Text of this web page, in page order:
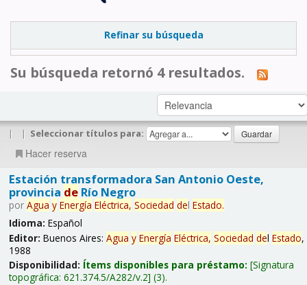
Refinar su búsqueda
Su búsqueda retornó 4 resultados.
| | Seleccionar títulos para:
Hacer reserva
Estación transformadora San Antonio Oeste,
provincia deRío Negro
por Agua y Energía Eléctrica, Sociedad del Estado.
Idioma: Español
Editor: Buenos Aires: Agua y Energía Eléctrica, Sociedad del Estado,
1988
Disponibilidad: Ítems disponibles para préstamo: Signatura
topográfica: 621.374.5/A282/v.2 (3).